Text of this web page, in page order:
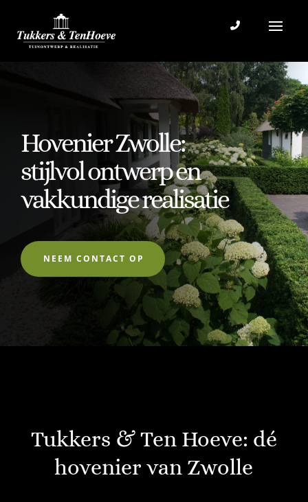
Hovenier Zwolle:
stijlvol ontwerp en
vakkundige realisatie
NEEM CONTACT OP
Tukkers & Ten Hoeve: dé
hovenier van Zwolle